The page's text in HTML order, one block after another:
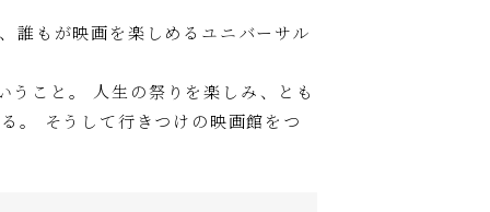
誰もが映画を楽しめるユニバーサル
こと。 人生の祭りを楽しみ、とも
。 そうして行きつけの映画館をつ